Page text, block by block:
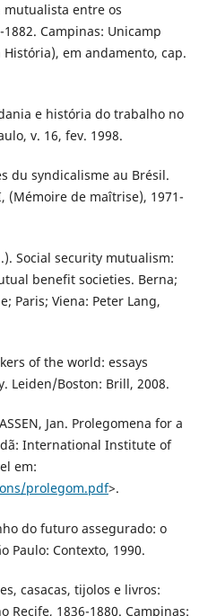
entre os
Campinas: Unicamp
em andamento, cap.
e história do trabalho no
v. 16, fev. 1998.
du syndicalisme au Brésil.
(Mémoire de maîtrise), 1971-
Social security mutualism:
benefit societies. Berna;
Paris; Viena: Peter Lang,
of the world: essays
Leiden/Boston: Brill, 2008.
Jan. Prolegomena for a
International Institute of
em:
prolegom.pdf>.
do futuro assegurado: o
Paulo: Contexto, 1990.
casacas, tijolos e livros:
Recife, 1836-1880. Campinas: